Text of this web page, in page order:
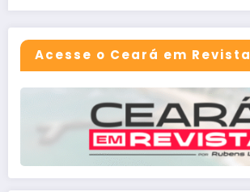
Acesse o Ceará em Revista